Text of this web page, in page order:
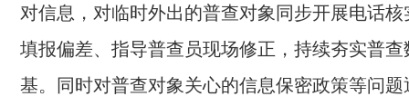
对信息，对临时外出的普查对象同步开展电话
填报偏差、指导普查员现场修正，持续夯实普查
基。同时对普查对象关心的信息保密政策等问